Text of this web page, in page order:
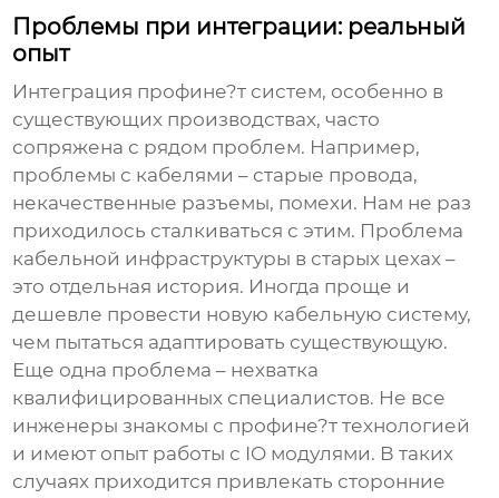
Проблемы при интеграции: реальный
опыт
Интеграция профине?т систем, особенно в
существующих производствах, часто
сопряжена с рядом проблем. Например,
проблемы с кабелями – старые провода,
некачественные разъемы, помехи. Нам не раз
приходилось сталкиваться с этим. Проблема
кабельной инфраструктуры в старых цехах –
это отдельная история. Иногда проще и
дешевле провести новую кабельную систему,
чем пытаться адаптировать существующую.
Еще одна проблема – нехватка
квалифицированных специалистов. Не все
инженеры знакомы с профине?т технологией
и имеют опыт работы с IO модулями. В таких
случаях приходится привлекать сторонние